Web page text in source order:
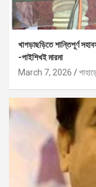
খাগড়াছড়িতে শান্তিপূর্ণ
-পাইশিখই মারমা
March 7, 2026